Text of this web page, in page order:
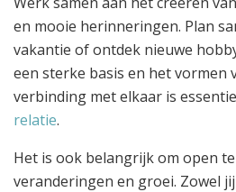
en mooie herinneringen. Plan
vakantie of ontdek nieuwe
een sterke basis en het vormen
verbinding met elkaar is
relatie.
Het is ook belangrijk om open
veranderingen en groei. Zowel